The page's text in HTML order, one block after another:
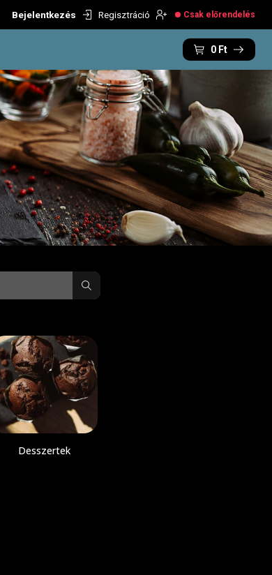
Bejelentkezés Regisztráció Csak előrendelés
0 Ft
Desszertek